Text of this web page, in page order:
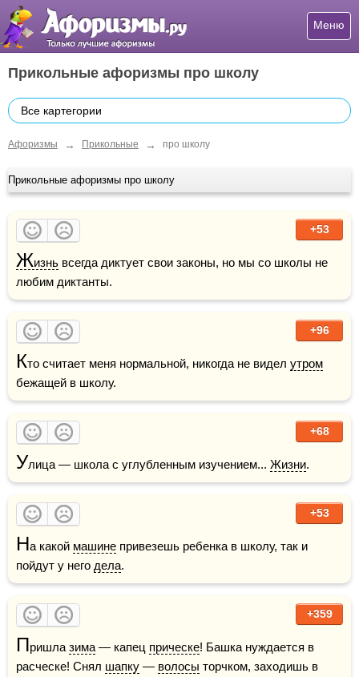
Меню
Прикольные афоризмы про школу
Все картегории
Афоризмы → Прикольные → про школу
Прикольные афоризмы про школу
+53
Жизнь всегда диктует свои законы, но мы со школы не
любим диктанты.
+96
Кто считает меня нормальной, никогда не видел утром
бежащей в школу.
+68
Улица — школа с углубленным изучением... Жизни.
+53
На какой машине привезешь ребенка в школу, так и
пойдут у него дела.
+359
Пришла зима — капец прическе! Башка нуждается в
расческе! Снял шапку — волосы торчком, заходишь в